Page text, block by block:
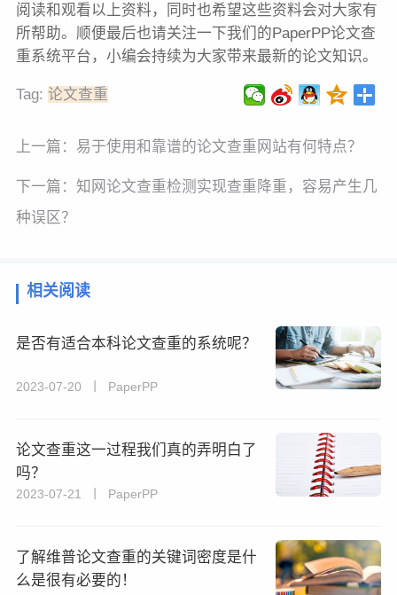
阅读和观看以上资料，同时也希望这些资料会对大家有
所帮助。顺便最后也请关注一下我们的PaperPP论文查
重系统平台，小编会持续为大家带来最新的论文知识。
Tag: 论文查重
上一篇： 易于使用和靠谱的论文查重网站有何特点？
下一篇： 知网论文查重检测实现查重降重，容易产生几
种误区？
相关阅读
是否有适合本科论文查重的系统呢？
2023-07-20 丨 PaperPP
论文查重这一过程我们真的弄明白了
吗？
2023-07-21 丨 PaperPP
了解维普论文查重的关键词密度是什
么是很有必要的！